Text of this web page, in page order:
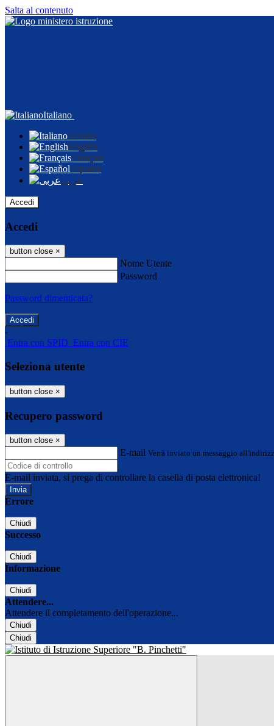
Salta al contenuto
Italiano
Italiano
English
Français
Español
عربى
Accedi
Accedi
button close ×
Nome Utente
Password
Password dimenticata?
-
Entra con SPID Entra con CIE
Seleziona utente
button close ×
Recupero password
button close ×
E-mail Verrà inviato un messaggio
E-mail inviata, si prega di controllare la casella di posta elettronica!
Errore
Chiudi
Successo
Chiudi
Informazione
Chiudi
Attendere...
Attendere il completamento dell'operazione...
Chiudi
Chiudi